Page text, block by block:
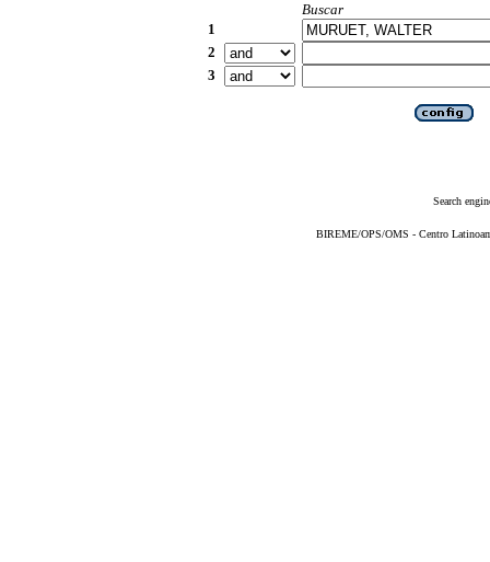
Buscar
1
2
3
Search
BIREME/OPS/OMS - Centro